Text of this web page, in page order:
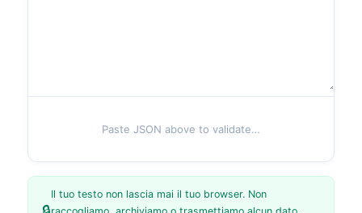
Paste JSON above to validate…
Il tuo testo non lascia mai il tuo browser. Non